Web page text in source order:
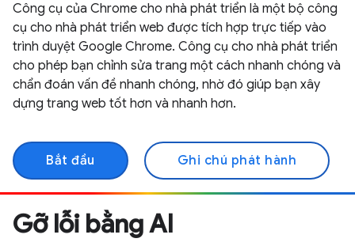
Công cụ của Chrome cho nhà phát triển là một bộ công
cụ cho nhà phát triển web được tích hợp trực tiếp vào
trình duyệt Google Chrome. Công cụ cho nhà phát triển
cho phép bạn chỉnh sửa trang một cách nhanh chóng và
chẩn đoán vấn đề nhanh chóng, nhờ đó giúp bạn xây
dựng trang web tốt hơn và nhanh hơn.
Bắt đầu Ghi chú phát hành
Gỡ lỗi bằng AI